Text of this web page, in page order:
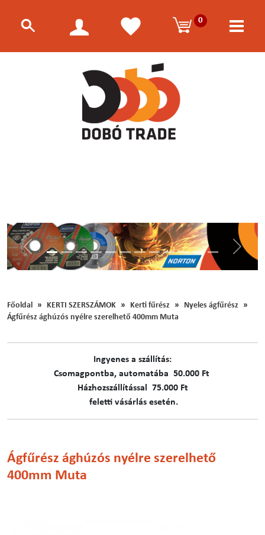
0
Előző
Főoldal KERTI SZERSZÁMOK Kerti fűrész
Nyeles ágfűrész
Ágfűrész ághúzós nyélre szerelhető 400mm Muta
Ingyenes a szállítás:
C​​​somagpontba, automatába 50.000 Ft
Házhozszállítással 75.000 Ft
feletti vásárlás esetén.
Ágfűrész ághúzós nyélre szerelhető
400mm Muta